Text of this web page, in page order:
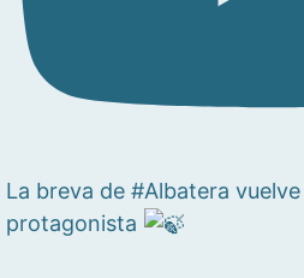
La breva de #Albatera
protagonista